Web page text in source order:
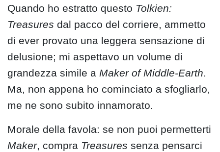
Quando ho estratto questo Tolkien:
Treasures dal pacco del corriere, ammetto
di ever provato una leggera sensazione di
delusione; mi aspettavo un volume di
grandezza simile a Maker of Middle-Earth.
Ma, non appena ho cominciato a sfogliarlo,
me ne sono subito innamorato.
Morale della favola: se non puoi permetterti
Maker, compra Treasures senza pensarci